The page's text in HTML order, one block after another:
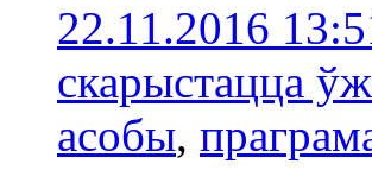
22.11.2016
скарыстацца
асобы,